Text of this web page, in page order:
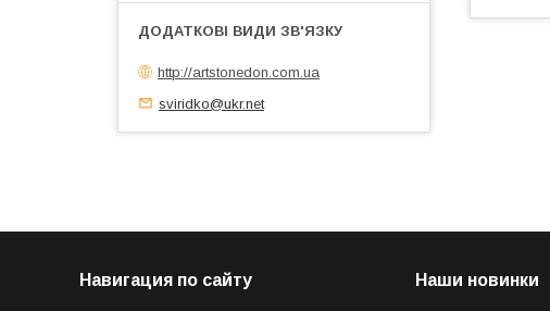
http://artstonedon.com.ua
sviridko@ukr.net
Навигация по сайту Наши новинки